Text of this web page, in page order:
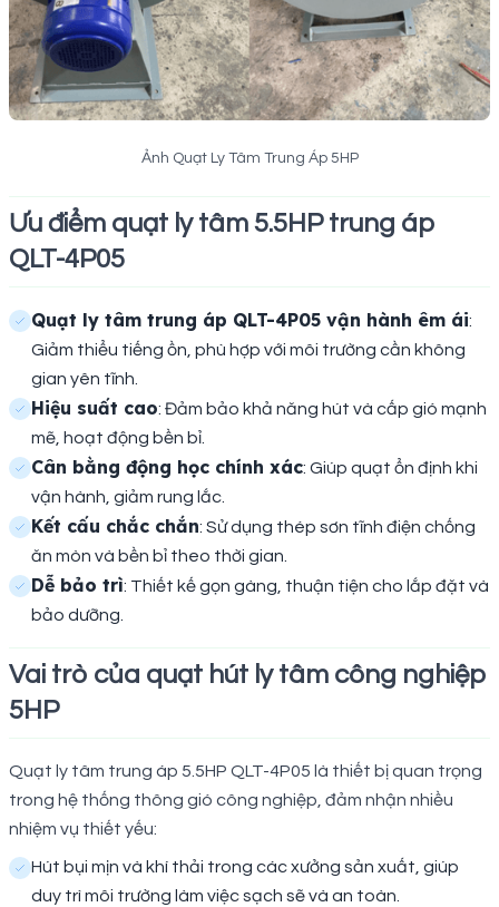
Ảnh Quạt Ly Tâm Trung Áp 5HP
Ưu điểm quạt ly tâm 5.5HP trung áp
QLT-4P05
Quạt ly tâm trung áp QLT-4P05 vận hành êm ái:
Giảm thiểu tiếng ồn, phù hợp với môi trường cần không
gian yên tĩnh.
Hiệu suất cao: Đảm bảo khả năng hút và cấp gió mạnh
mẽ, hoạt động bền bỉ.
Cân bằng động học chính xác: Giúp quạt ổn định khi
vận hành, giảm rung lắc.
Kết cấu chắc chắn: Sử dụng thép sơn tĩnh điện chống
ăn mòn và bền bỉ theo thời gian.
Dễ bảo trì: Thiết kế gọn gàng, thuận tiện cho lắp đặt và
bảo dưỡng.
Vai trò của quạt hút ly tâm công nghiệp
5HP
Quạt ly tâm trung áp 5.5HP QLT-4P05 là thiết bị quan trọng
trong hệ thống thông gió công nghiệp, đảm nhận nhiều
nhiệm vụ thiết yếu:
Hút bụi mịn và khí thải trong các xưởng sản xuất, giúp
duy trì môi trường làm việc sạch sẽ và an toàn.